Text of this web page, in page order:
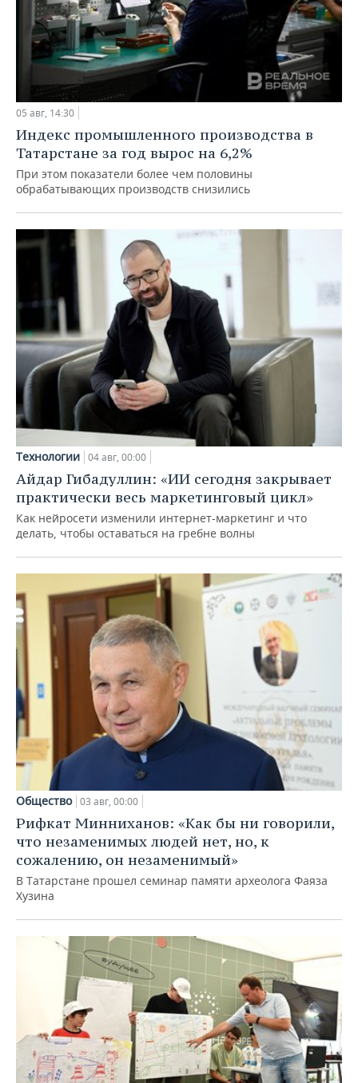
05 авг, 14:30
Индекс промышленного производства в
Татарстане за год вырос на 6,2%
При этом показатели более чем половины
обрабатывающих производств снизились
Технологии 04 авг, 00:00
Айдар Гибадуллин: «ИИ сегодня закрывает
практически весь маркетинговый цикл»
Как нейросети изменили интернет-маркетинг и что
делать, чтобы оставаться на гребне волны
Общество 03 авг, 00:00
Рифкат Минниханов: «Как бы ни говорили,
что незаменимых людей нет, но, к
сожалению, он незаменимый»
В Татарстане прошел семинар памяти археолога Фаяза
Хузина